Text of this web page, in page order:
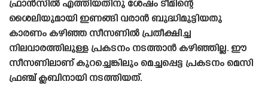
ഫ്രാൻസിൽ എത്തിയതിനു ശേഷം ടീമിന്റെ
ശൈലിയുമായി ഇണങ്ങി വരാൻ ബുദ്ധിമുട്ടിയതു
കാരണം കഴിഞ്ഞ സീസണിൽ പ്രതീക്ഷിച്ച
നിലവാരത്തിലുള്ള പ്രകടനം നടത്താൻ കഴിഞ്ഞില്ല. ഈ
സീസണിലാണ് കുറച്ചെങ്കിലും മെച്ചപ്പെട്ട പ്രകടനം മെസി
ഫ്രഞ്ച് ക്ലബിനായി നടത്തിയത്.